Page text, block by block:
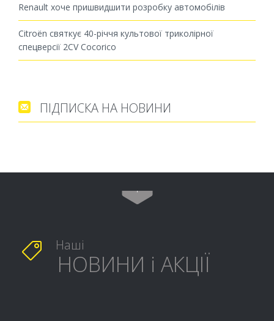
Renault хоче пришвидшити розробку автомобілів
Citroën святкує 40-річчя культової триколірної
спецверсії 2CV Cocorico
 ПІДПИСКА НА НОВИНИ
 Наші
НОВИНИ і АКЦІЇ